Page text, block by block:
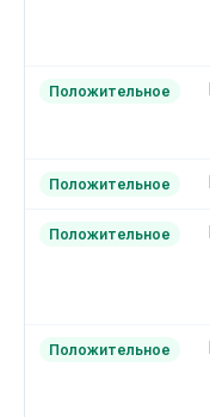
Положительное
Положительное
Положительное
Положительное